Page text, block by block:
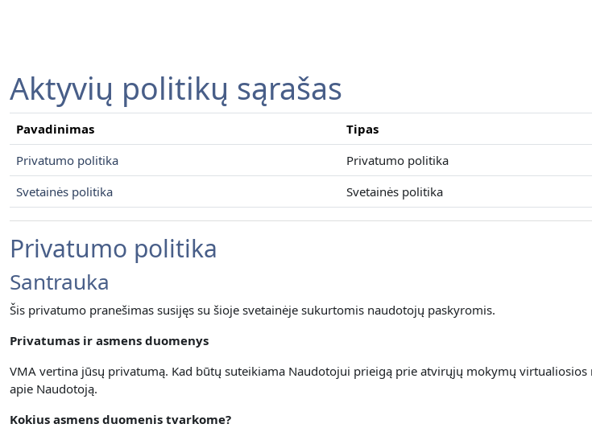
Aktyvių politikų sąrašas
Pavadinimas Tipas
Privatumo politika
Privatumo politika
Svetainės politika
Svetainės politika
Privatumo politika
Santrauka
Šis privatumo pranešimas susijęs su šioje svetainėje sukurtomis naudotojų paskyromis.
Privatumas ir asmens duomenys
VMA vertina jūsų privatumą. Kad būtų suteikiama Naudotojui prieigą prie atvirųjų mokymų
apie Naudotoją.
Kokius asmens duomenis tvarkome?